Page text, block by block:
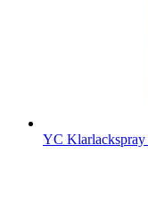
YC Klarlackspray